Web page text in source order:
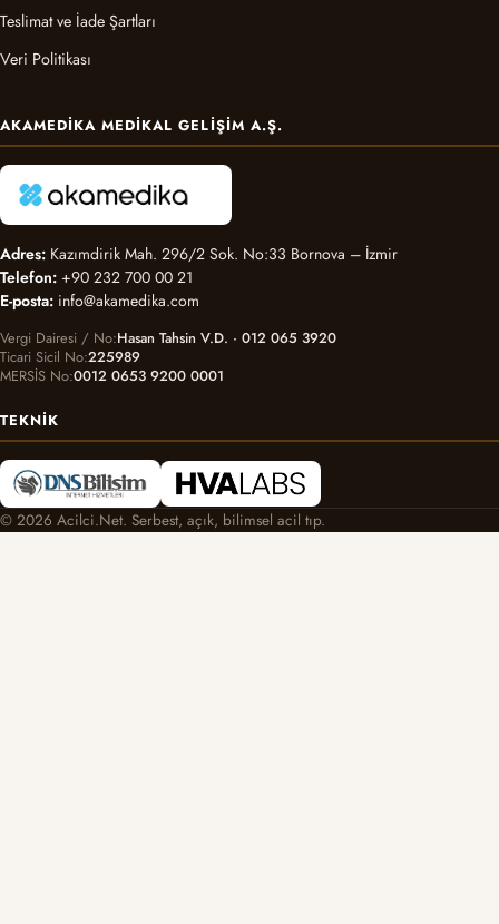
Teslimat ve İade Şartları
Veri Politikası
AKAMEDIKA MEDIKAL GELIŞIM A.Ş.
Adres: Kazımdirik Mah. 296/2 Sok. No:33 Bornova – İzmir
Telefon: +90 232 700 00 21
E-posta: info@akamedika.com
Vergi Dairesi / No Hasan Tahsin V.D. · 012 065 3920
Ticari Sicil No 225989
MERSİS No 0012 0653 9200 0001
TEKNIK
© 2026 Acilci.Net. Serbest, açık, bilimsel acil tıp.